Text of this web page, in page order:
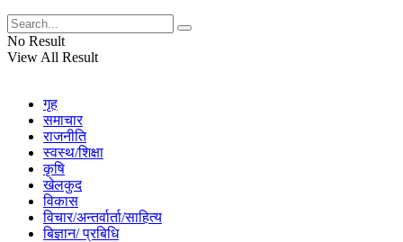
No Result
View All Result
गृह
समाचार
राजनीति
स्वस्थ/शिक्षा
कृषि
खेलकुद
विकास
विचार/अन्तर्वार्ता/साहित्य
बिज्ञान/ प्रबिधि